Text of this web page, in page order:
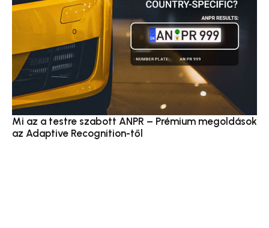
Mi az a testre szabott ANPR – Prémium megoldások
az Adaptive Recognition-től